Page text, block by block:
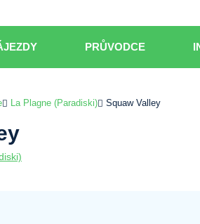
PRŮVODCE
La Plagne (Paradiski) Squaw Valley